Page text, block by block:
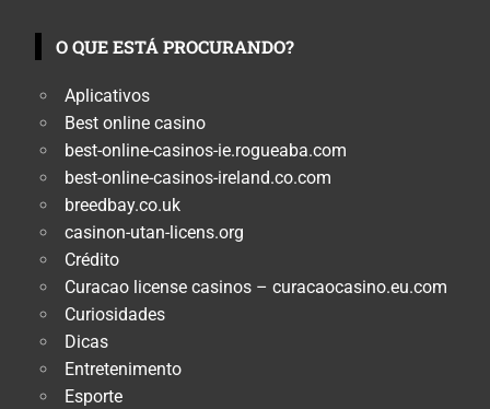
O QUE ESTÁ PROCURANDO?
Aplicativos
Best online casino
best-online-casinos-ie.rogueaba.com
best-online-casinos-ireland.co.com
breedbay.co.uk
casinon-utan-licens.org
Crédito
Curacao license casinos – curacaocasino.eu.com
Curiosidades
Dicas
Entretenimento
Esporte